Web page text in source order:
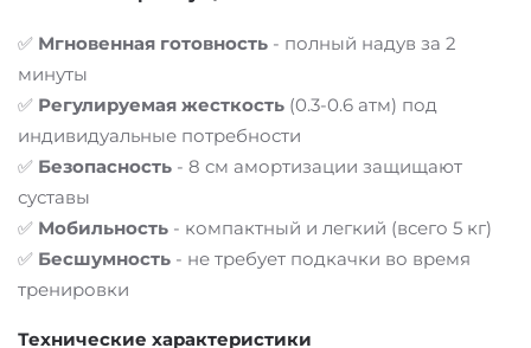
✅ Мгновенная готовность - полный надув за 2
минуты
✅ Регулируемая жесткость (0.3-0.6 атм) под
индивидуальные потребности
✅ Безопасность - 8 см амортизации защищают
суставы
✅ Мобильность - компактный и легкий (всего 5 кг)
✅ Бесшумность - не требует подкачки во время
тренировки
Технические характеристики